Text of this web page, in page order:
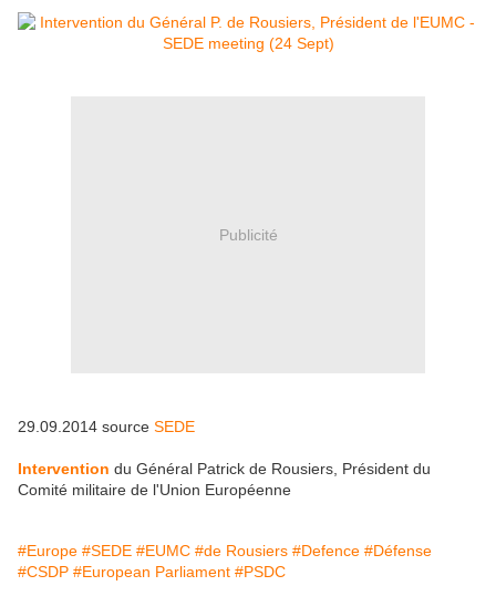
Publicité
29.09.2014 source SEDE
Intervention du Général Patrick de Rousiers, Président du
Comité militaire de l'Union Européenne
#Europe #SEDE #EUMC #de Rousiers #Defence #Défense
#CSDP #European Parliament #PSDC